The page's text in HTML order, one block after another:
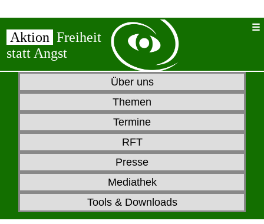
Aktion Freiheit
statt Angst
Über uns
Themen
Termine
RFT
Presse
Mediathek
Tools & Downloads